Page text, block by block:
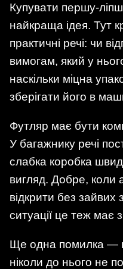
Купувати першу-
найкраща ідея. Тут
практичні речі: чи
вимогам, який у
наскільки міцна
зберігати його в
Футляр має бути
У багажнику речі
слабка коробка
вигляд. Добре, коли
відкрити без
ситуації це теж має
Ще одна помилка —
ніколи до нього не